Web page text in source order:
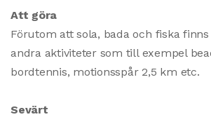
Att göra
Förutom att sola, bada och fiska
andra aktiviteter som till exempel
bordtennis, motionsspår 2,5 km etc.
Sevärt